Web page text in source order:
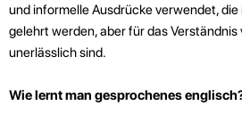
und informelle Ausdrücke verwendet,
gelehrt werden, aber für das
unerlässlich sind.
Wie lernt man gesprochenes